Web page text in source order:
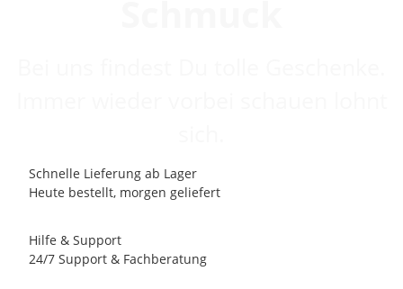
Schnelle Lieferung ab Lager
Heute bestellt, morgen geliefert
Hilfe & Support
24/7 Support & Fachberatung